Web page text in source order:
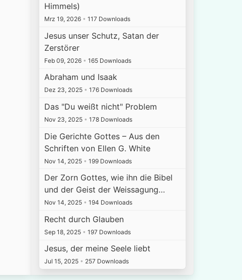
Himmels)
Mrz 19, 2026 • 117 Downloads
Jesus unser Schutz, Satan der
Zerstörer
Feb 09, 2026 • 165 Downloads
Abraham und Isaak
Dez 23, 2025 • 176 Downloads
Das "Du weißt nicht" Problem
Nov 23, 2025 • 178 Downloads
Die Gerichte Gottes – Aus den
Schriften von Ellen G. White
Nov 14, 2025 • 199 Downloads
Der Zorn Gottes, wie ihn die Bibel
und der Geist der Weissagung…
Nov 14, 2025 • 194 Downloads
Recht durch Glauben
Sep 18, 2025 • 197 Downloads
Jesus, der meine Seele liebt
Jul 15, 2025 • 257 Downloads